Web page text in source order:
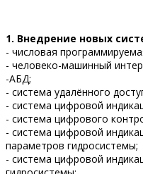
1. Внедрение новых
- числовая
- человеко-машинный
-АБД;
- система удалённого
- система цифровой
- система цифрового
- система цифровой
параметров гидросистемы;
- система цифровой